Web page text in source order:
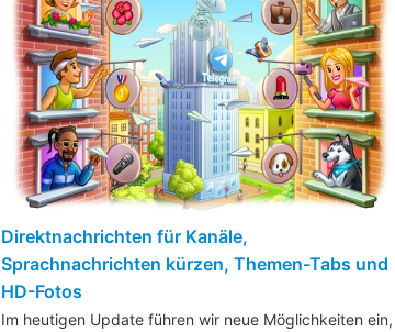
Direktnachrichten für Kanäle,
Sprachnachrichten kürzen, Themen-Tabs und
HD-Fotos
Im heutigen Update führen wir neue Möglichkeiten ein,